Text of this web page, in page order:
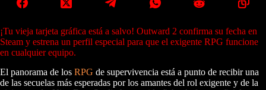
¡Tu vieja tarjeta gráfica está a salvo! Outward 2 confirma su fecha en
Steam y estrena un perfil especial para que el exigente RPG funcione
en cualquier equipo.
El panorama de los RPG de supervivencia está a punto de recibir una
de las secuelas más esperadas por los amantes del rol exigente y de la